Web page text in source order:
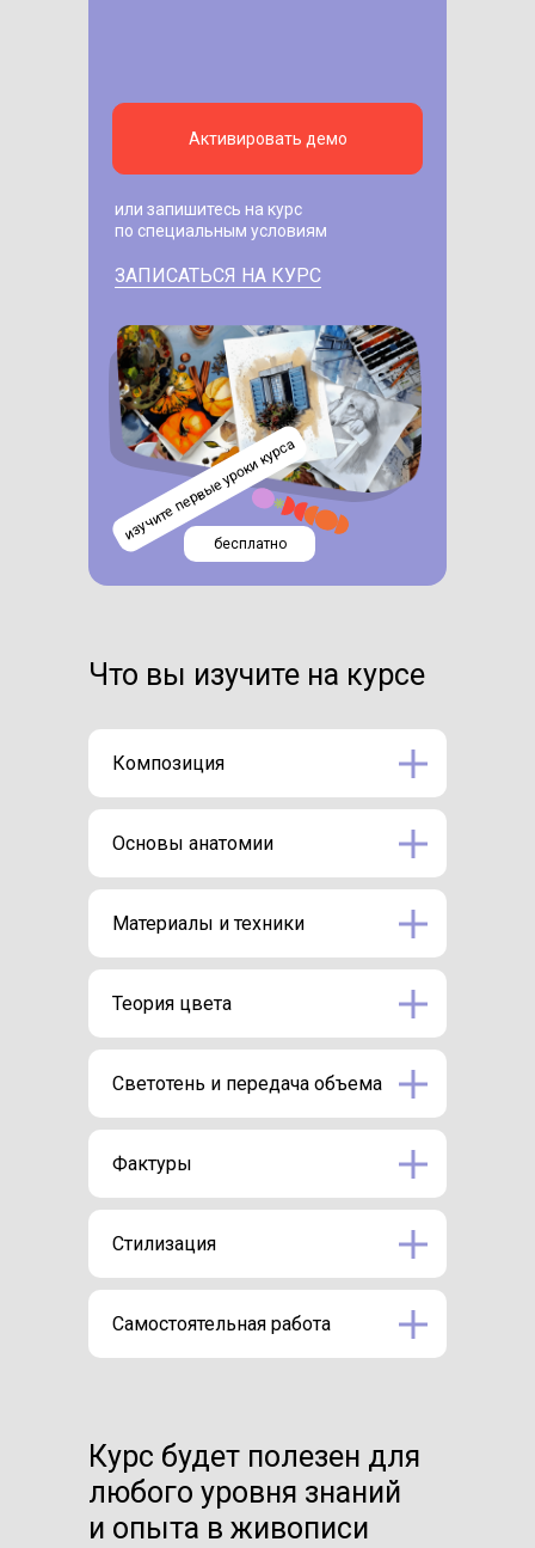
или запишитесь на курс
по специальным условиям
Активировать демо
бесплатно
изучите первые уроки курса
ЗАПИСАТЬСЯ НА КУРС
Что вы изучите на курсе
Композиция
Основы анатомии
Материалы и техники
Теория цвета
Светотень и передача объема
Фактуры
Стилизация
Самостоятельная работа
Курс будет полезен для
любого уровня знаний
и опыта в живописи